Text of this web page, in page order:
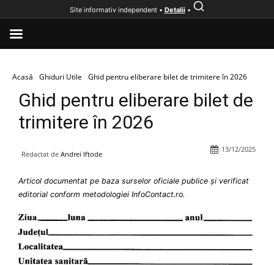
Acasă Ghiduri Utile Ghid pentru eliberare bilet de trimitere în 2026
Ghid pentru eliberare bilet de
trimitere în 2026
Redactat de Andrei Iftode
13/12/2025
Articol documentat pe baza surselor oficiale publice și verificat
editorial conform metodologiei InfoContact.ro.
Site informativ independent • Detalii•